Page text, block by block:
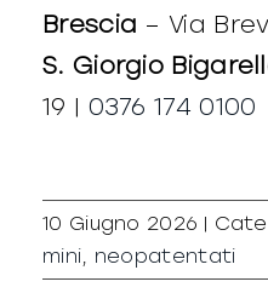
Brescia – Via
S. Giorgio
19 | 0376 174 0100
10 Giugno 2026 |
mini, neopatentati